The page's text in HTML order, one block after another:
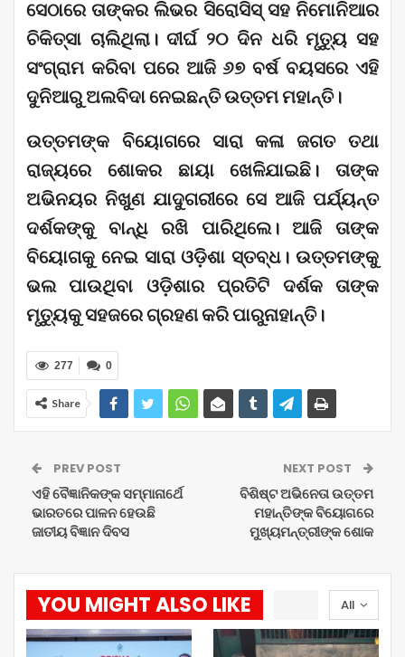
‌ସେଠାରେ ତାଙ୍କର ଲିଭର ସିରୋସିସ୍‌ ସହ ନିମୋନିଆର
ଚିକିତ୍ସା ଚାଲିଥିଲା। ଦୀର୍ଘ ୨୦ ଦିନ ଧରି ମୃତ୍ୟୁ ସହ
ସଂଗ୍ରାମ କରିବା ପରେ ଆଜି ୬୭ ବର୍ଷ ବୟସରେ ଏହି
ଦୁନିଆରୁ ଅଲବିଦା ନେଇଛନ୍ତି ଉତ୍ତମ ମହାନ୍ତି।
ଉତ୍ତମଙ୍କ ବିୟୋଗରେ ସାରା କଳା ଜଗତ ତଥା
ରାଜ୍ୟରେ ଶୋକର ଛାୟା ଖେଳିଯାଇଛି। ତାଙ୍କ
ଅଭିନୟର ନିଖୁଣ ଯାଦୁଗରୀରେ ସେ ଆଜି ପର୍ଯ୍ୟନ୍ତ
ଦର୍ଶକଙ୍କୁ ବାନ୍ଧି ରଖି ପାରିଥିଲେ। ଆଜି ତାଙ୍କ
ବିୟୋଗକୁ ନେଇ ସାରା ଓଡ଼ିଶା ସ୍ତବ୍ଧ। ଉତ୍ତମଙ୍କୁ
ଭଲ ପାଉଥିବା ଓଡ଼ିଶାର ପ୍ରତିଟି ଦର୍ଶକ ତାଙ୍କ
ମୃତ୍ୟୁକୁ ସହଜରେ ଗ୍ରହଣ କରି ପାରୁନାହାନ୍ତି।
0
277
Share
PREV POST
ଏହି ବୈଜ୍ଞାନିକଙ୍କ ସମ୍ମାନାର୍ଥେ
ଭାରତରେ ପାଳନ ହେଉଛି
ଜାତୀୟ ବିଜ୍ଞାନ ଦିବସ
NEXT POST
ବିଶିଷ୍ଟ ଅଭିନେତା ଉତ୍ତମ
ମହାନ୍ତିଙ୍କ ବିୟୋଗରେ
ମୁଖ୍ୟମନ୍ତ୍ରୀଙ୍କ ଶୋକ
All
YOU MIGHT ALSO LIKE